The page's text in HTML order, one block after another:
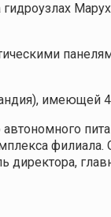
имеющей
директора,